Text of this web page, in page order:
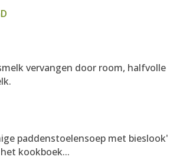
vervangen door room, halfvolle
paddenstoelensoep met bieslook'
kookboek...